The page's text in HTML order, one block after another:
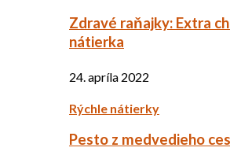
Zdravé raňajky: Extra
nátierka
24. apríla 2022
Rýchle nátierky
Pesto z medvedieho